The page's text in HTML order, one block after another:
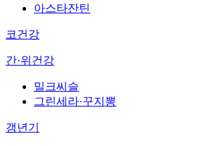
아스타잔틴
코건강
간·위건강
밀크씨슬
그린세라·꾸지뽕
갱년기